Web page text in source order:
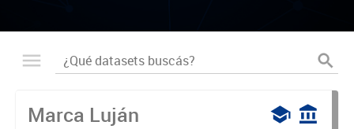
Marca Luján